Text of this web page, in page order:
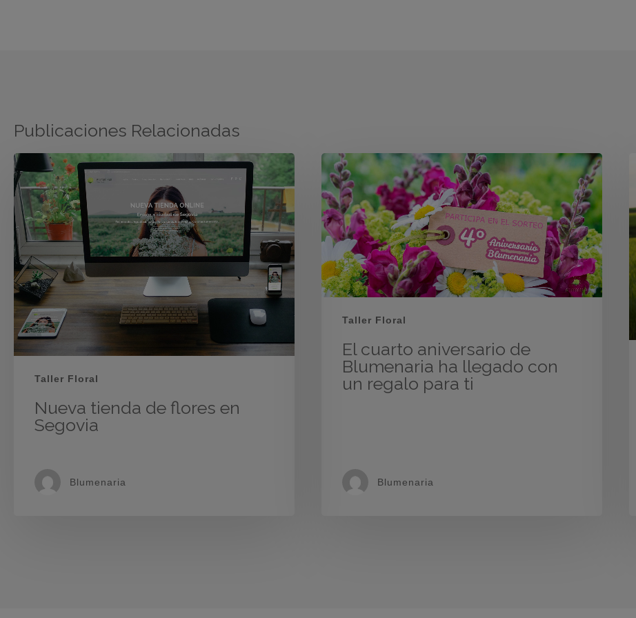
Publicaciones Relacionadas
Taller Floral
Nueva tienda de flores en
Segovia
Blumenaria
Taller Floral
El cuarto aniversario de
Blumenaria ha llegado con
un regalo para ti
Blumenaria